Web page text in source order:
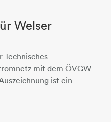
Welser
Technisches
mit dem ÖVGW-
ist ein